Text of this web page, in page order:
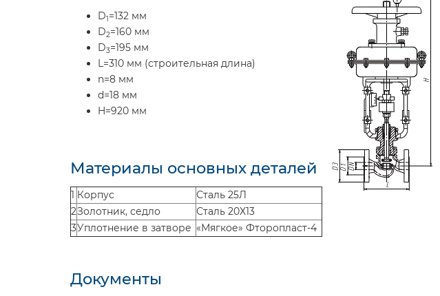
D1=132 мм
D2=160 мм
D3=195 мм
L=310 мм (строительная длина)
n=8 мм
d=18 мм
H=920 мм
Материалы основных деталей
1 Корпус
Сталь 25Л
2Золотник, седло
Сталь 20Х13
3Уплотнение в затворе «Мягкое» Фторопласт-4
Документы